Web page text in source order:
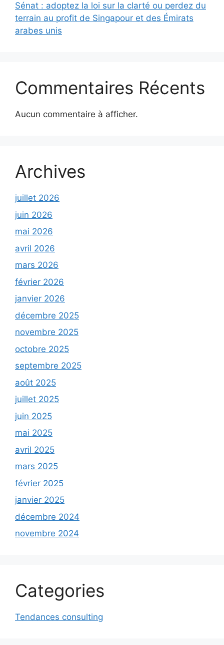
Sénat : adoptez la loi sur la clarté ou perdez du
terrain au profit de Singapour et des Émirats
arabes unis
Commentaires Récents
Aucun commentaire à afficher.
Archives
juillet 2026
juin 2026
mai 2026
avril 2026
mars 2026
février 2026
janvier 2026
décembre 2025
novembre 2025
octobre 2025
septembre 2025
août 2025
juillet 2025
juin 2025
mai 2025
avril 2025
mars 2025
février 2025
janvier 2025
décembre 2024
novembre 2024
Categories
Tendances consulting